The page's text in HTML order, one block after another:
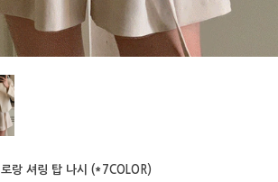
로랑 셔링 탑 나시 (*7COLOR)